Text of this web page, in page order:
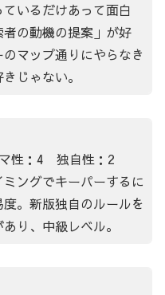
いるだけあって面白
の動機の提案」が好
マップ通りにやらなき
じゃない。
性：4 独自性：2
ングでキーパーするに
。新版独自のルールを
り、中級レベル。